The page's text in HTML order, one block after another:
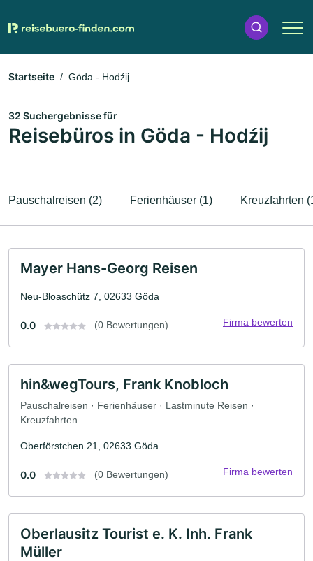
Startseite Göda - Hodźij
32 Suchergebnisse für
Reisebüros in Göda - Hodźij
Pauschalreisen (2) Ferienhäuser (1) Kreuzfahrten
Mayer Hans-Georg Reisen
Neu-Bloaschütz 7, 02633 Göda
0.0 (0 Bewertungen) Firma bewerten
hin&wegTours, Frank Knobloch
Pauschalreisen · Ferienhäuser · Lastminute Reisen ·
Kreuzfahrten
Oberförstchen 21, 02633 Göda
0.0 (0 Bewertungen) Firma bewerten
Oberlausitz Tourist e. K. Inh. Frank
Müller